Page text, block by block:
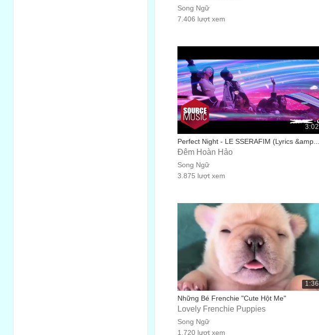
Song Ngữ
7.406 lượt xem
3:02
Perfect Night - LE SSERAFIM (Lyrics &amp...
Đêm Hoàn Hảo
Song Ngữ
3.875 lượt xem
1:36
Những Bé Frenchie "Cute Hột Me"
Lovely Frenchie Puppies
Song Ngữ
1.720 lượt xem